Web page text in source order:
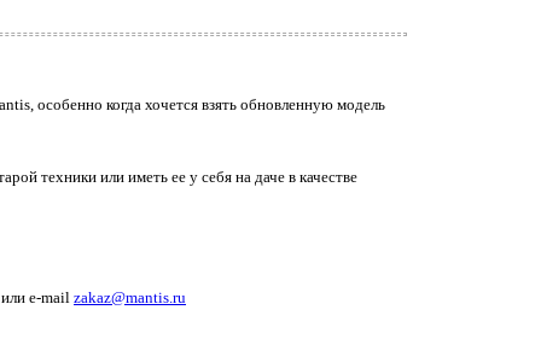
особенно когда хочется взять обновленную модель
техники или иметь ее у себя на даче в качестве
e-mail zakaz@mantis.ru